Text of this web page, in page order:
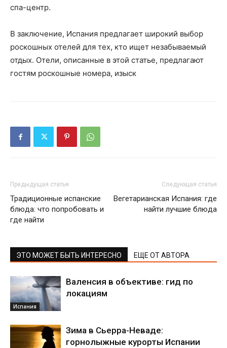
спа-центр.
В заключение, Испания предлагает широкий выбор
роскошных отелей для тех, кто ищет незабываемый
отдых. Отели, описанные в этой статье, предлагают
гостям роскошные номера, изыск
Предыдущая статья
Традиционные испанские
блюда: что попробовать и
где найти
Следующая статья
Вегетарианская Испания: где
найти лучшие блюда
ЭТО МОЖЕТ БЫТЬ ИНТЕРЕСНО ЕЩЕ ОТ АВТОРА
Испания
Валенсия в объективе: гид по
локациям
Зима в Сьерра-Неваде:
горнолыжные курорты Испании